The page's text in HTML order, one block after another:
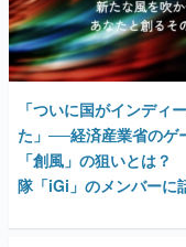
ゲーム
「経験値
の起源や
イニーP氏
カテゴリ
特集記事
「ついに国がインディ
た」──経済産業省のゲ
「創風」の狙いとは？
隊「iGi」のメンバーに